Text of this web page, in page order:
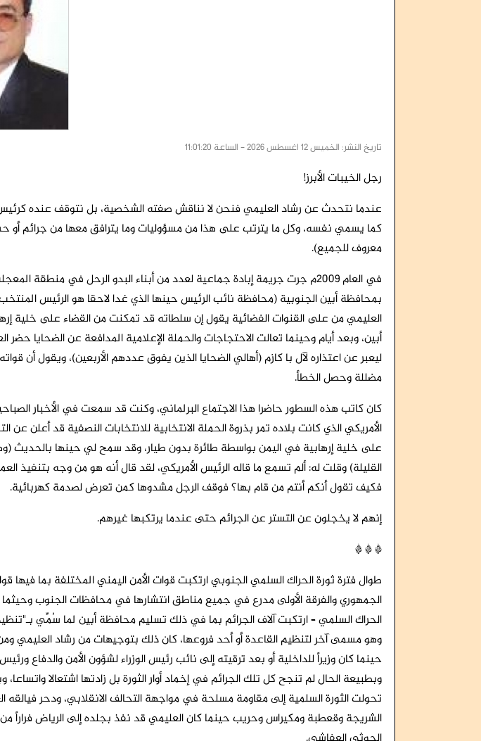
فضيحة مدوية تهز قرارات العليمي.. ترقية قيادات شمالية متورطة في
النضال الشعبي الجنوبي والالتفاف القيادي.. صمام
اعتقال معين المقرحي يدخل شهره الثاني وسط إدانات
النقابات العمالية بلحج تدعو أبناء ردفان لتنفيذ
الأمانة العامة للانتقالي تعقد اجتماعها الدوري وتقف أمام مستجداتتاريخ النشر: الخميس 12 اغسطس 2026 - الساعة 11:01:20
رجل الخيبات الأبرز!
عندما نتحدث عن رشاد العليمي فنحن لا نناقش صفته الشخصية، بل نتوقف عنده
كما يسمي نفسه، وكل ما يترتب على هذا من مسؤوليات وما يترافق معها من جرائم
معروف للجميع).
في العام 2009م جرت جريمة إبادة جماعية لعدد من أبناء البدو الرحل في منطقة
بمحافظة أبين الجنوبية (محافظة نائب الرئيس حينها الذي غدا لاحقا هو الرئيس
العليمي من على القنوات الفضائية يقول إن سلطاته قد تمكنت من القضاء على خلية
أبين، وبعد أيام وحينما تعالت الاحتجاجات والحملة الإعلامية المدافعة عن الضحايا حضر
ليعبر عن اعتذاره لآل با كازم (أهالي الضحايا الذين يفوق عددهم الأربعين)، ويقول أن
مضللة وحصل الخطأ.
كان كاتب هذه السطور حاضرا هذا الاجتماع البرلماني، وكنت قد سمعت في الأخبار
الأمريكي الذي كانت بلاده تمر بذروة الحملة الانتخابية للانتخابات النصفية قد أعلن عن
على خلية إرهابية في اليمن بواسطة طائرة بدون طيار، وقد سمح لي حينها بالحديث
القليلة) وقلت له: ألم تسمع ما قاله الرئيس الأمريكي، لقد قال أنه هو من وجه بتنفيذ
فكيف تقول أنكم أنتم من قام بها؟ فوقف الرجل مشدوها كمن تعرض لصدمة كهربائية.
إنهم لا يخجلون عن التستر عن الجرائم حتى عندما يرتكبها غيرهم.
* * *
طوال فترة ثورة الحراك السلمي الجنوبي ارتكبت قوات الأمن اليمني المختلفة بما فيها
الجمهوري والفرقة الأولى مدرع في جميع مناطق انتشارها في محافظات الجنوب
الحراك السلمي – ارتكبت آلاف الجرائم بما في ذلك تسليم محافظة أبين لما سُمِّي
وهو مسمى آخر لتنظيم القاعدة أو أحد فروعها، كان ذلك بتوجيهات من رشاد العليمي
حينما كان وزيراً للداخلية أو بعد ترقيته إلى نائب رئيس الوزراء لشؤون الأمن والدفاع ورئيس
وبطبيعة الحال لم تنجح كل تلك الجرائم في إخماد أوار الثورة بل زادتها اشتعالا واتساعا،
تحولت الثورة السلمية إلى مقاومة مسلحة في مواجهة التحالف الانقلابي، ودحر فيالقه
الشريجة وقعطبة ومكيراس وحريب حينما كان العليمي قد نفذ بجلده إلى الرياض فراراً